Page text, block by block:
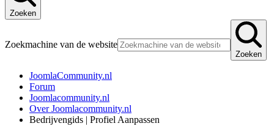
Zoeken
Zoekmachine van de website
Zoeken
JoomlaCommunity.nl
Forum
Joomlacommunity.nl
Over Joomlacommunity.nl
Bedrijvengids | Profiel Aanpassen